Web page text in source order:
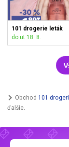
101 drogerie leták
do ut 18. 8.
Obchod 101
ďalšie.